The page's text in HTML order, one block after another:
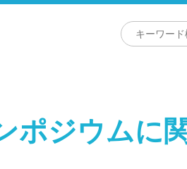
ポジウムに